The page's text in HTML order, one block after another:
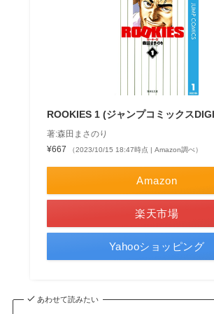
ROOKIES 1 (ジャンプコミックス
著:森田まさのり
¥667
（2023/10/15 18:47時点 | Amazon調べ）
Amazon
楽天市場
Yahooショッピング
あわせて読みたい